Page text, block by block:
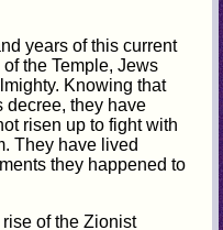
years of this current
the Temple, Jews
Knowing that
they have
risen up to fight with
They have lived
they happened to
of the Zionist